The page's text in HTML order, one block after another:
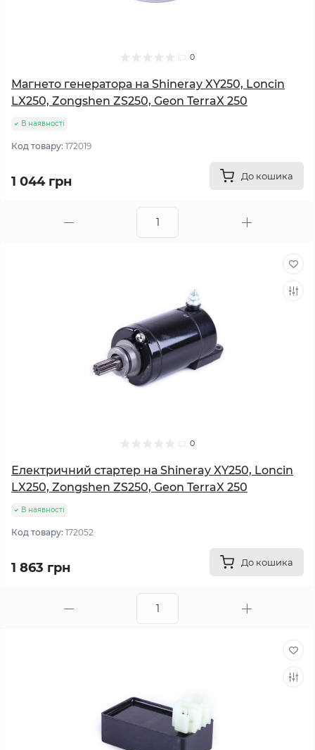
0
Магнето генератора на Shineray XY250, Loncin
LX250, Zongshen ZS250, Geon TerraX 250
В наявності
Код товару: 172019
1 044 грн До кошика
0
Електричний стартер на Shineray XY250, Loncin
LX250, Zongshen ZS250, Geon TerraX 250
В наявності
Код товару: 172052
1 863 грн До кошика